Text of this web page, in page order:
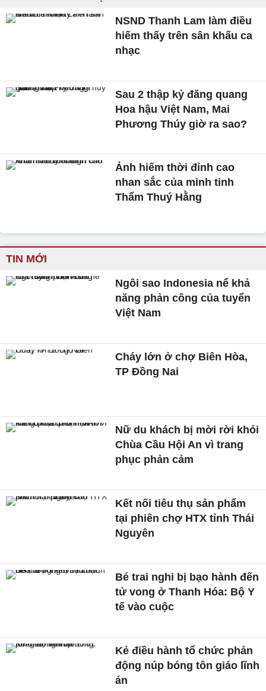
NSND Thanh Lam làm điều
hiếm thấy trên sân khấu ca
nhạc
Sau 2 thập kỷ đăng quang
Hoa hậu Việt Nam, Mai
Phương Thúy giờ ra sao?
Ảnh hiếm thời đỉnh cao
nhan sắc của minh tinh
Thẩm Thuý Hằng
TIN MỚI
Ngôi sao Indonesia nể khả
năng phản công của tuyển
Việt Nam
Cháy lớn ở chợ Biên Hòa,
TP Đồng Nai
Nữ du khách bị mời rời khỏi
Chùa Cầu Hội An vì trang
phục phản cảm
Kết nối tiêu thụ sản phẩm
tại phiên chợ HTX tỉnh Thái
Nguyên
Bé trai nghi bị bạo hành đến
tử vong ở Thanh Hóa: Bộ Y
tế vào cuộc
Kẻ điều hành tổ chức phản
động núp bóng tôn giáo lĩnh
án